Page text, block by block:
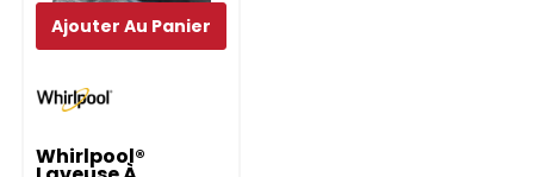
Whirlpool®
Ajouter Au Panier